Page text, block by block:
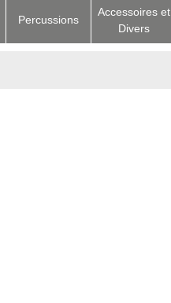
Percussions
Accessoires et
Divers